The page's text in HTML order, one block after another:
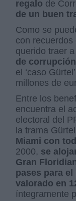
regalo de
de un buen
Como se
con
querido traer
de
el ‘caso
millones de
Entre los
encuentra el
electoral del
la trama Gürtel
Miami con
2000, se
Gran
pases para el
valorado en
íntegramente